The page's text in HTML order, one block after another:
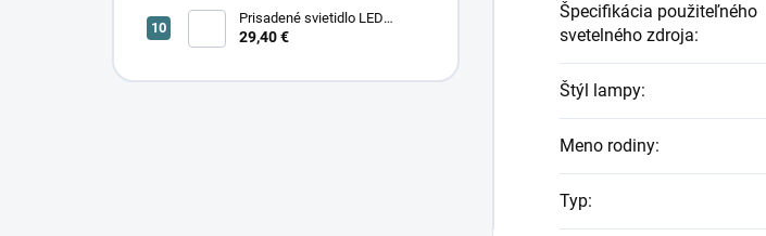
Prisadené svietidlo LED
29,40 €
Špecifikácia použiteľného
svetelného zdroja:
Štýl lampy:
Meno rodiny:
Typ: